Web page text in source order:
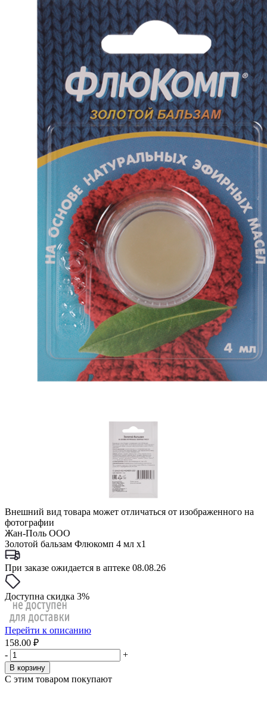
Внешний вид товара может отличаться от изображенного на
фотографии
Жан-Поль ООО
Золотой бальзам Флюкомп 4 мл x1
При заказе ожидается в аптеке 08.08.26
Доступна скидка 3%
Перейти к описанию
158.00 ₽
-
+
В корзину
С этим товаром покупают